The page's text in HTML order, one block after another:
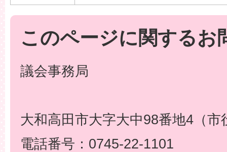
このページに関するお
議会事務局
大和高田市大字大中98番地4（市
電話番号：0745-22-1101